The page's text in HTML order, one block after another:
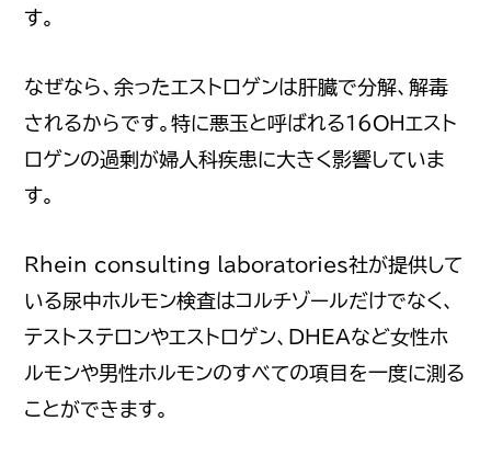
す。
なぜなら、余ったエストロゲンは肝臓で分解、解毒
されるからです。特に悪玉と呼ばれる16OHエスト
ロゲンの過剰が婦人科疾患に大きく影響していま
す。
Rhein consulting laboratories社が提供して
いる尿中ホルモン検査はコルチゾールだけでなく、
テストステロンやエストロゲン、DHEAなど女性ホ
ルモンや男性ホルモンのすべての項目を一度に測る
ことができます。